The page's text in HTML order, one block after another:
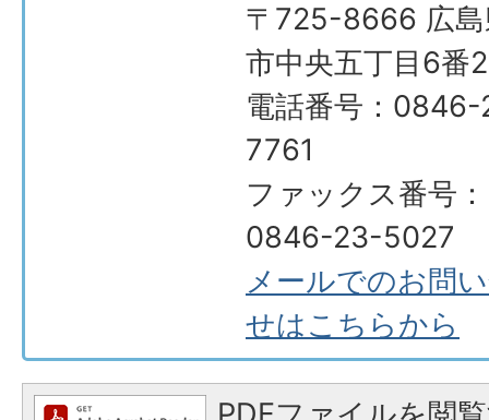
〒725-8666 広島
市中央五丁目6番
電話番号：
7761
ファックス番号：
0846-23-5027
メールでのお問
せはこちらから